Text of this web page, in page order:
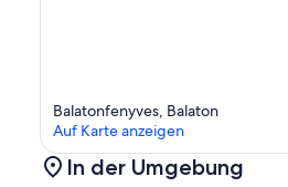
Balatonfenyves, Balaton
Auf Karte anzeigen
In der Umgebung